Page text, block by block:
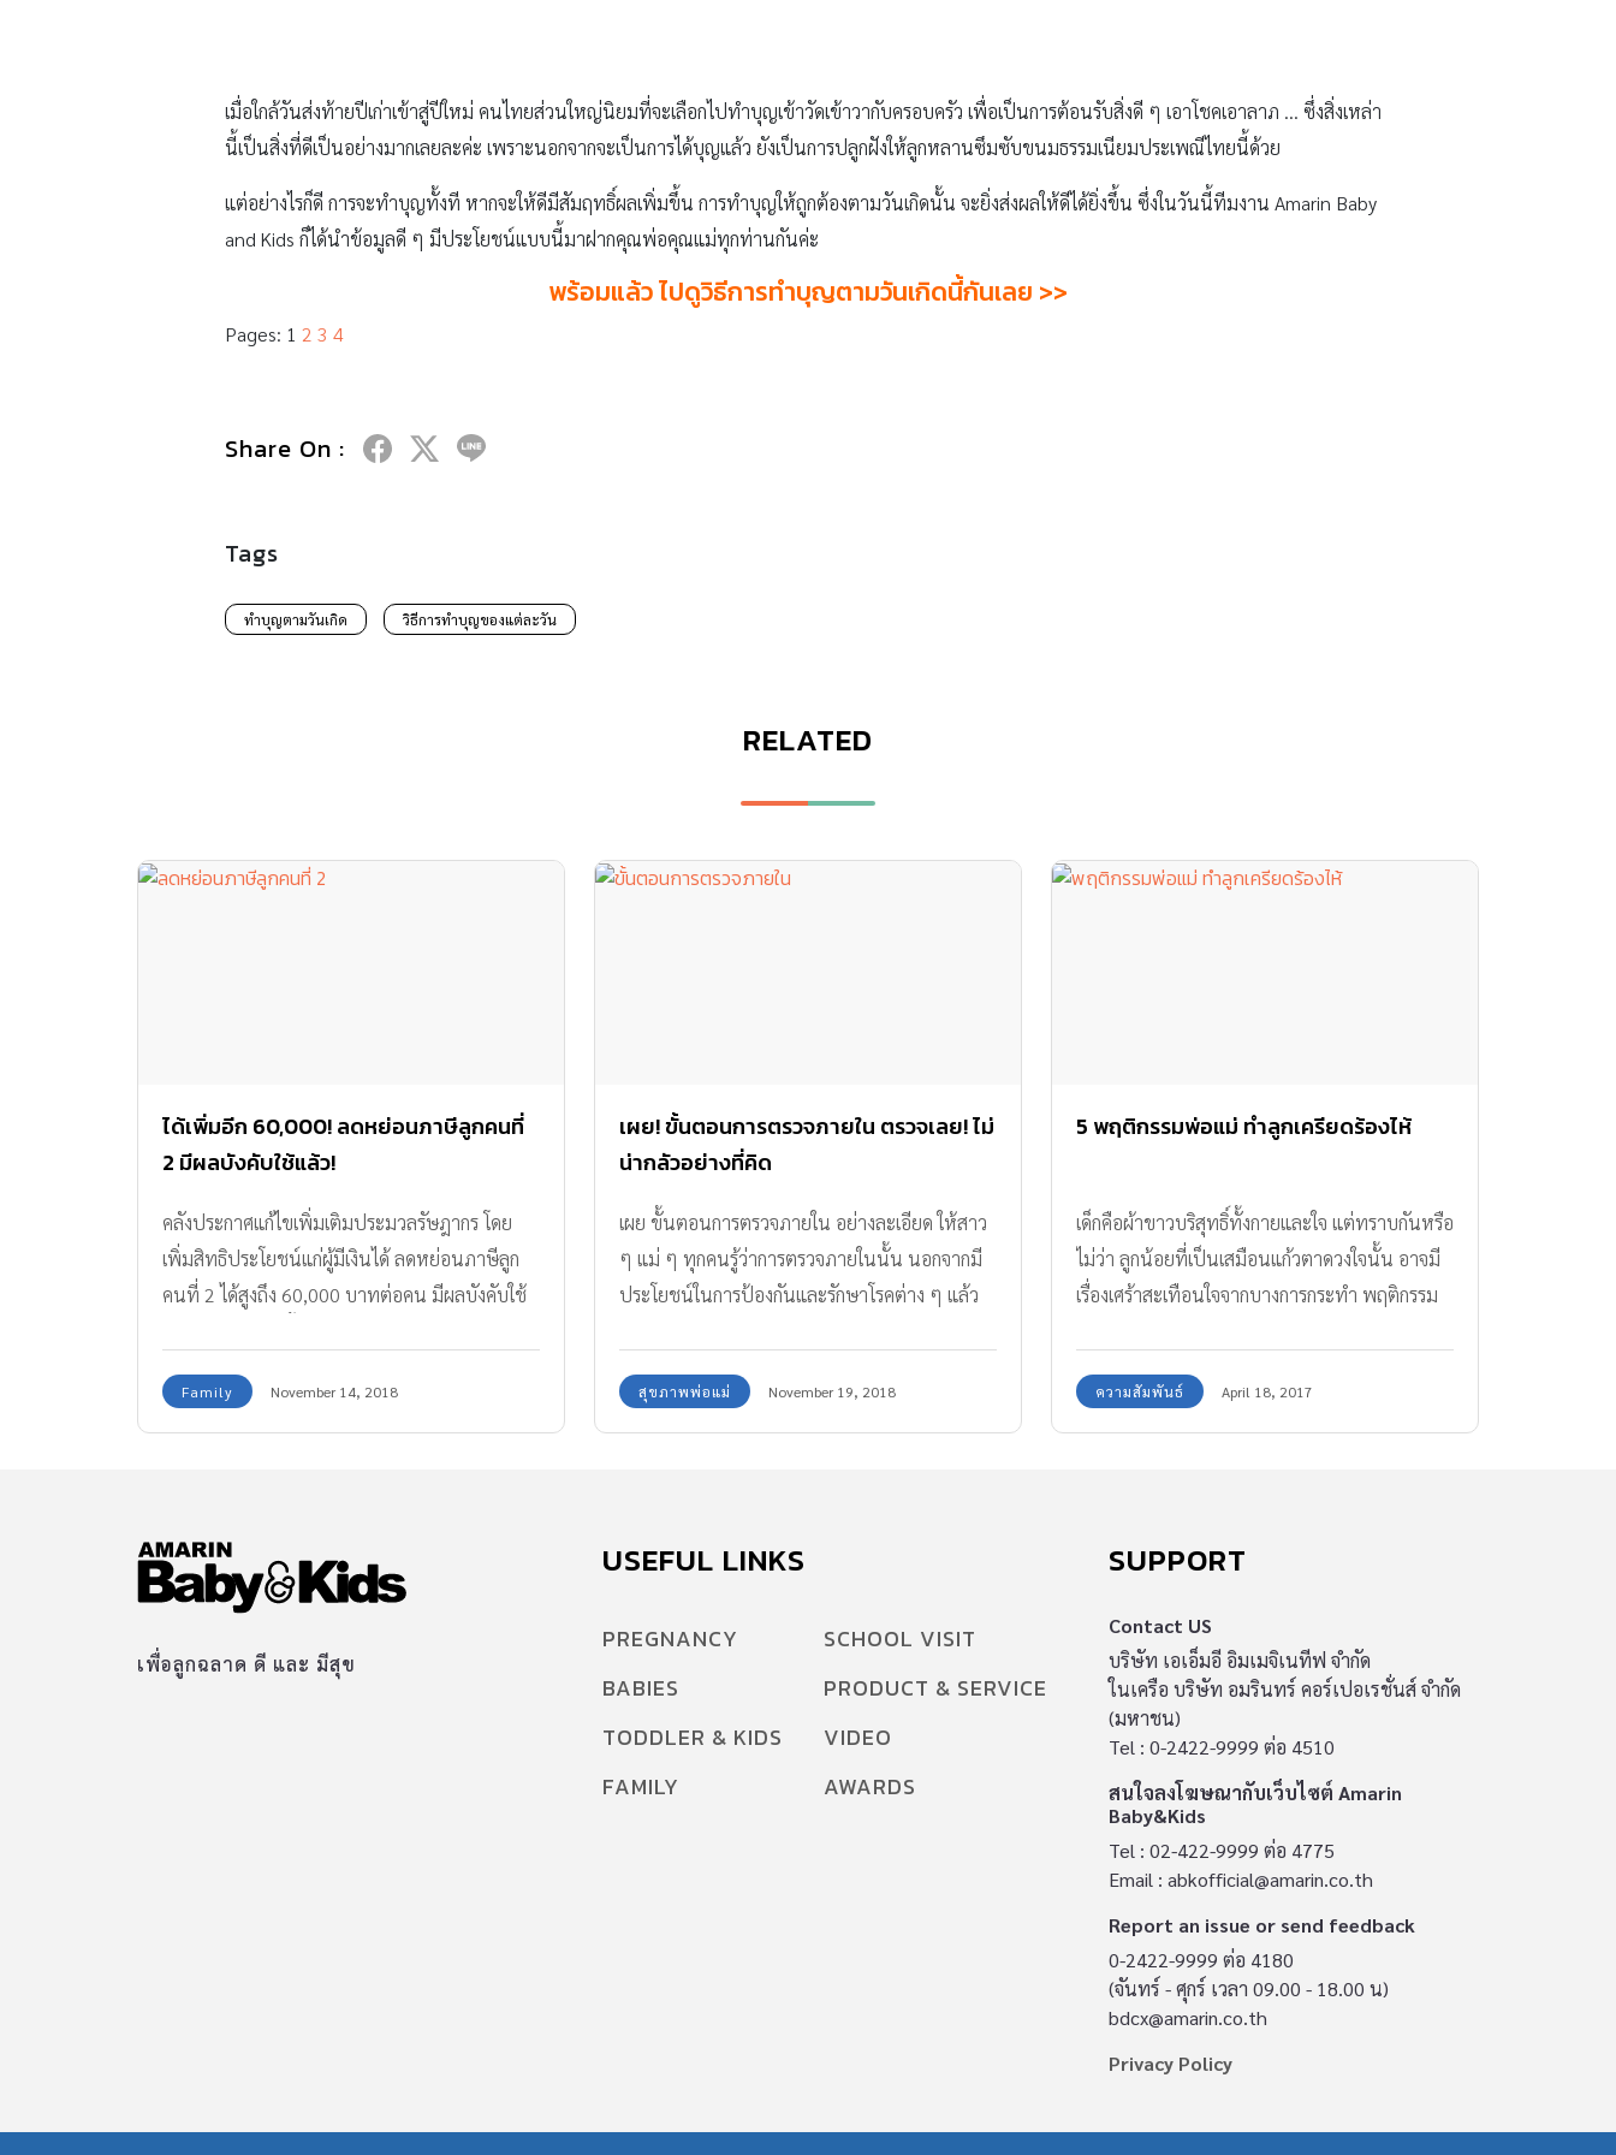
เมื่อใกล้วันส่งท้ายปีเก่าเข้าสู่ปีใหม่ คนไทยส่วนใหญ่นิยมที่จะเลือกไปทำบุญเข้าวัดเข้าวากับครอบครัว เพื่อเป็นการต้อนรับสิ่งดี ๆ เอาโชคเอาลาภ … ซึ่งสิ่งเหล่า
นี้เป็นสิ่งที่ดีเป็นอย่างมากเลยละค่ะ เพราะนอกจากจะเป็นการได้บุญแล้ว ยังเป็นการปลูกฝังให้ลูกหลานซึมซับขนมธรรมเนียมประเพณีไทยนี้ด้วย
แต่อย่างไรก็ดี การจะทำบุญทั้งที หากจะให้ดีมีสัมฤทธิ์ผลเพิ่มขึ้น การทำบุญให้ถูกต้องตามวันเกิดนั้น จะยิ่งส่งผลให้ดีได้ยิ่งขึ้น ซึ่งในวันนี้ทีมงาน Amarin Baby
and Kids ก็ได้นำข้อมูลดี ๆ มีประโยชน์แบบนี้มาฝากคุณพ่อคุณแม่ทุกท่านกันค่ะ
พร้อมแล้ว ไปดูวิธีการทำบุญตามวันเกิดนี้กันเลย >>
Pages: 1 2 3 4
Share On :
Tags
ทำบุญตามวันเกิด วิธีการทำบุญของแต่ละวัน
RELATED
ได้เพิ่มอีก 60,000! ลดหย่อนภาษีลูกคนที่
2 มีผลบังคับใช้แล้ว!
คลังประกาศแก้ไขเพิ่มเติมประมวลรัษฎากร โดย
เพิ่มสิทธิประโยชน์แก่ผู้มีเงินได้ ลดหย่อนภาษีลูก
คนที่ 2 ได้สูงถึง 60,000 บาทต่อคน มีผลบังคับใช้
Family November 14, 2018
เผย! ขั้นตอนการตรวจภายใน ตรวจเลย! ไม่
น่ากลัวอย่างที่คิด
เผย ขั้นตอนการตรวจภายใน อย่างละเอียด ให้สาว
ๆ แม่ ๆ ทุกคนรู้ว่าการตรวจภายในนั้น นอกจากมี
ประโยชน์ในการป้องกันและรักษาโรคต่าง ๆ แล้ว
สุขภาพพ่อแม่ November 19, 2018
5 พฤติกรรมพ่อแม่ ทำลูกเครียดร้องไห้
เด็กคือผ้าขาวบริสุทธิ์ทั้งกายและใจ แต่ทราบกันหรือ
ไม่ว่า ลูกน้อยที่เป็นเสมือนแก้วตาดวงใจนั้น อาจมี
เรื่องเศร้าสะเทือนใจจากบางการกระทำ พฤติกรรม
อยากให้พ่อแม่เลี้ยงลูกด้วยความรัก ความเข้าใจ
เพื่อลดผลกระทบร้ายแรงที่ส่งผลต่อสภาพจิตใจของ
ความสัมพันธ์ April 18, 2017
เพื่อลูกฉลาด ดี และ มีสุข
USEFUL LINKS
PREGNANCY
BABIES
TODDLER & KIDS
FAMILY
SCHOOL VISIT
PRODUCT & SERVICE
VIDEO
AWARDS
SUPPORT
Contact US
บริษัท เอเอ็มอี อิมเมจิเนทีฟ จำกัด
ในเครือ บริษัท อมรินทร์ คอร์เปอเรชั่นส์ จำกัด
(มหาชน)
Tel : 0-2422-9999 ต่อ 4510
สนใจลงโฆษณากับเว็บไซต์ Amarin
Baby&Kids
Tel : 02-422-9999 ต่อ 4775
Email : abkofficial@amarin.co.th
Report an issue or send feedback
0-2422-9999 ต่อ 4180
(จันทร์ - ศุกร์ เวลา 09.00 - 18.00 น)
bdcx@amarin.co.th
Privacy Policy